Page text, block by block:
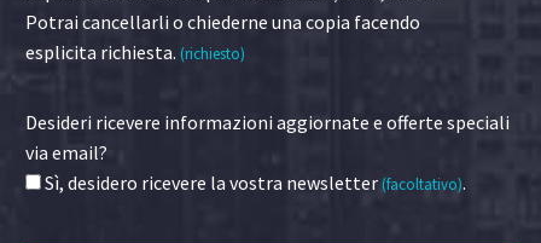
Potrai cancellarli o chiederne una copia facendo
esplicita richiesta. (richiesto)
Desideri ricevere informazioni aggiornate e offerte speciali
via email?
Sì, desidero ricevere la vostra newsletter(facoltativo).